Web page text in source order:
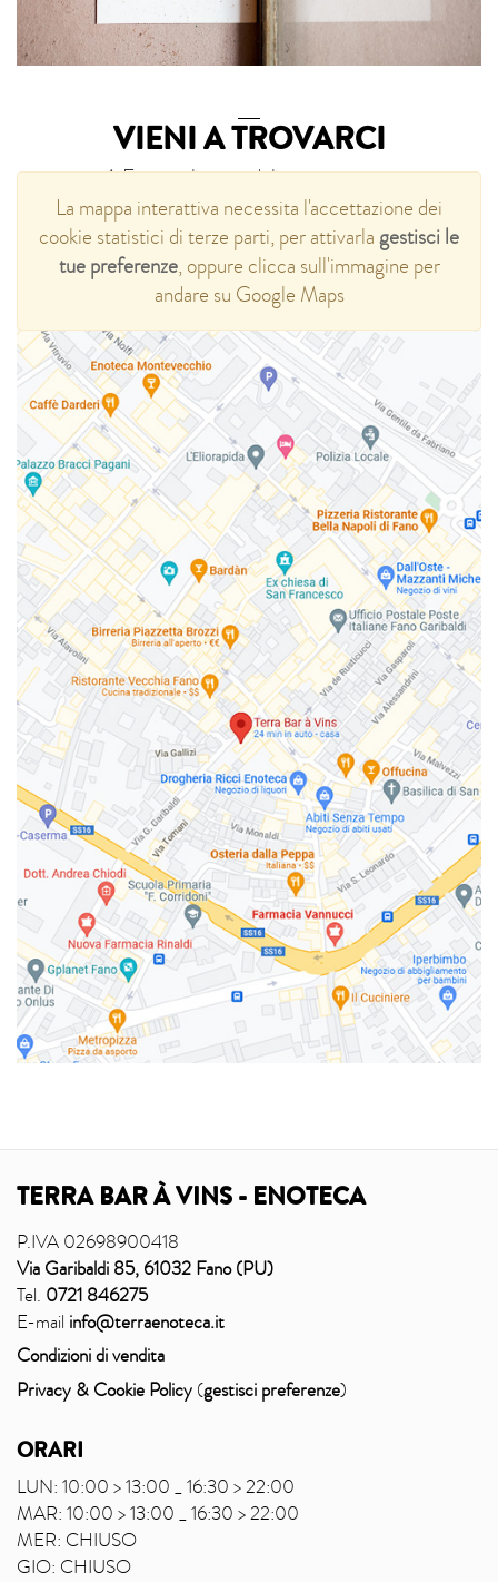
VIENI A TROVARCI
A Fano, nel cuore del centro storico
CONTATTACI
La mappa interattiva necessita l'accettazione dei
cookie statistici di terze parti, per attivarlagestisci le
tue preferenze, oppure clicca sull'immagine per
andare su Google Maps
TERRA BAR À VINS - ENOTECA
P.IVA 02698900418
Via Garibaldi 85, 61032 Fano (PU)
Tel. 0721 846275
E-mail info@terraenoteca.it
Condizioni di vendita
Privacy & Cookie Policy (gestisci preferenze)
ORARI
LUN: 10:00 > 13:00 _ 16:30 > 22:00
MAR: 10:00 > 13:00 _ 16:30 > 22:00
MER: CHIUSO
GIO: CHIUSO